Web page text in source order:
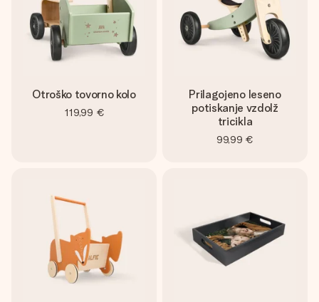
Otroško tovorno kolo
119,99 €
Prilagojeno leseno
potiskanje vzdolž
tricikla
99,99 €